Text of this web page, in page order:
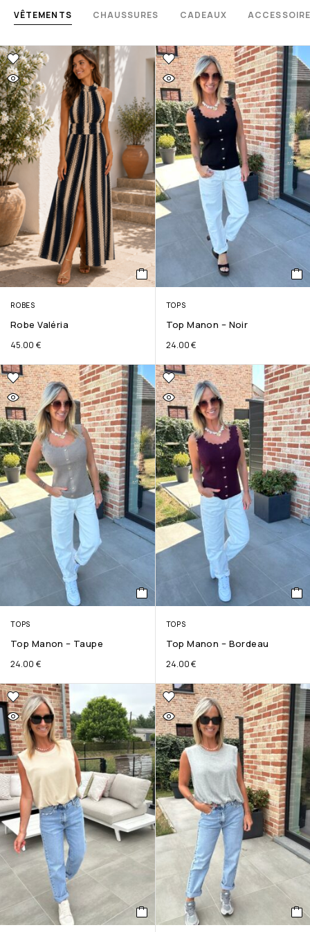
VÊTEMENTS CHAUSSURES CADEAUX
ROBES
Robe Valéria
45.00 €
TOPS
Top Manon – Noir
24.00€
TOPS
Top Manon – Taupe
24.00 €
TOPS
Top Manon – Bordeau
24.00€